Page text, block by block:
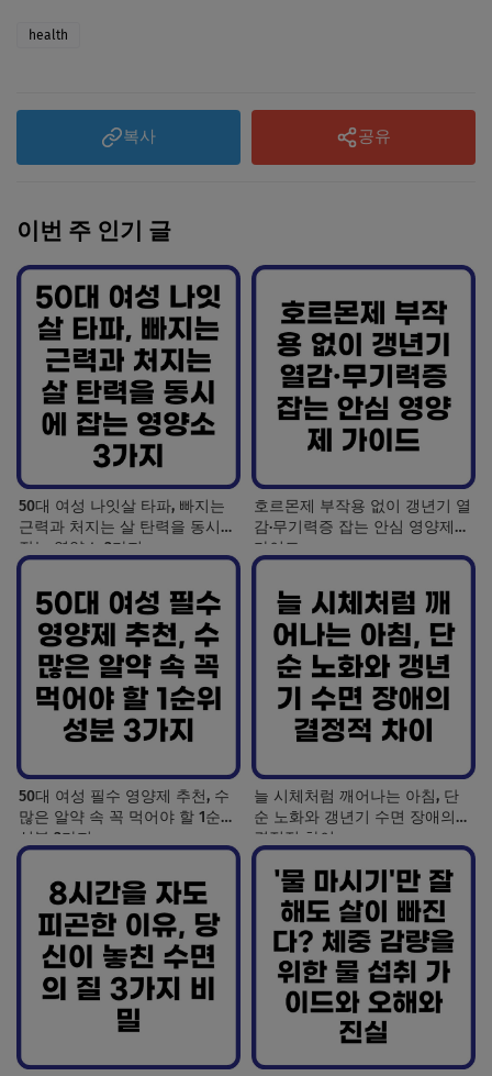
health
복사 공유
이번 주 인기 글
50대 여성 나잇살 타파, 빠지는
근력과 처지는 살 탄력을 동시에
잡는 영양소 3가지
호르몬제 부작용 없이 갱년기 열
감·무기력증 잡는 안심 영양제
가이드
50대 여성 필수 영양제 추천, 수
많은 알약 속 꼭 먹어야 할 1순위
성분 3가지
늘 시체처럼 깨어나는 아침, 단
순 노화와 갱년기 수면 장애의
결정적 차이